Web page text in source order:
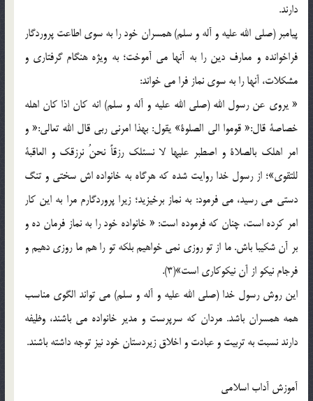
دارند.
پیامبر (صلی الله علیه و آله و سلم) همسران خود را به سوی اطاعت پروردگار
فراخوانده و معارف دین را به آنها می آموخت؛ به ویژه هنگام گرفتاری و
مشکلات،‌ آنها را به سوی نماز فرا می خواند:
« یروی عن رسول الله (صلی الله علیه و آله و سلم) انه کان اذا کان اهله
خصاصة قال:« قوموا الی الصلوة» یقول: بهذا امرنی ربی قال الله تعالی:« و
امر اهلک بالصلاة و اصطبر علیها لا نسئلک رزقاً نحنُ نرزقک و العاقبة
للتقوی»؛ از رسول خدا روایت شده که هرگاه به خانواده اش سختی و تنگ
دستی می رسید، می فرمود: به نماز برخیزید؛ زیرا پروردگارم مرا به این کار
امر کرده است، چنان که فرموده است: « خانواده خود را به نماز فرمان ده و
بر آن شکیبا باش. ما از تو روزی نمی خواهیم بلکه تو را هم ما روزی دهیم و
فرجام نیکو از آن نیکوکاری است»(3).
این روش رسول خدا (صلی الله علیه و آله و سلم) می تواند الگوی مناسب
همه همسران باشد. مردان که سرپرست و مدیر خانواده می باشند، وظیفه
دارند نسبت به تربیت و عبادت و اخلاق زیردستان خود نیز توجه داشته باشند.
آموزش آداب اسلامی